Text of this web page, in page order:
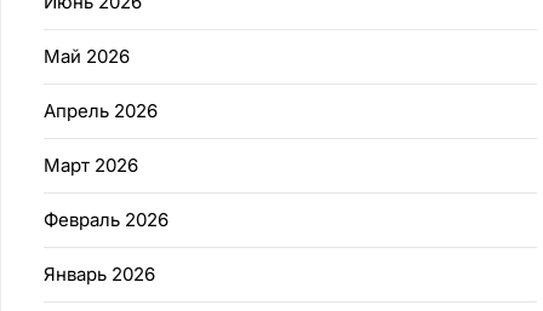
Май 2026
Апрель 2026
Март 2026
Февраль 2026
Январь 2026